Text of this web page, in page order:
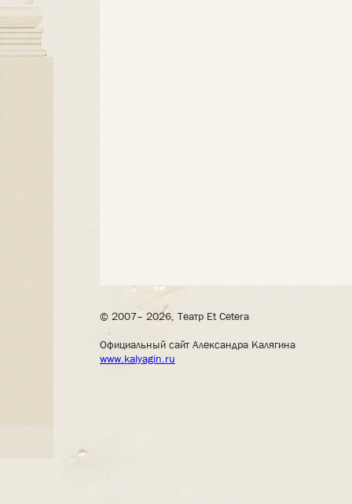
© 2007– 2026, Театр Et Cetera
Официальный сайт Александра Калягина
www.kalyagin.ru